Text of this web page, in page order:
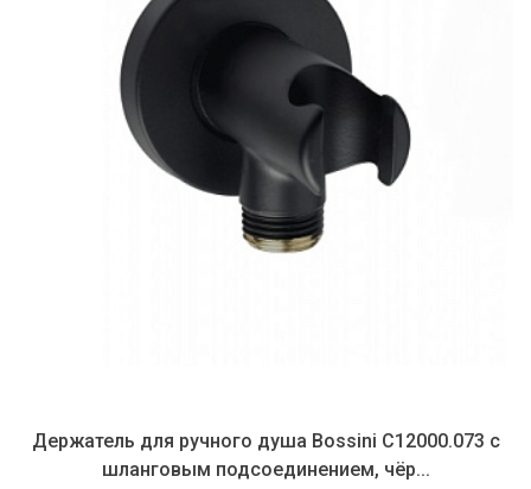
Держатель для ручного душа Bossini C12000.073 с
шланговым подсоединением, чёр...